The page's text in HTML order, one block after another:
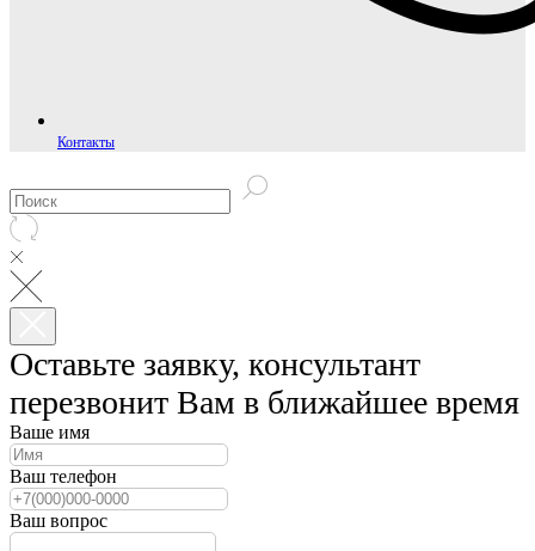
Контакты
Оставьте заявку, консультант
перезвонит Вам в ближайшее время
Ваше имя
Ваш телефон
Ваш вопрос